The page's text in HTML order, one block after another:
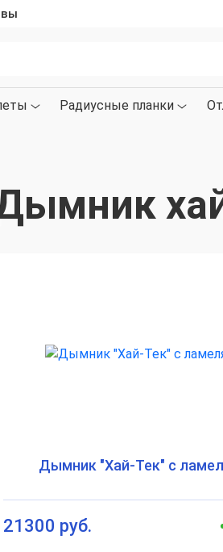
Радиусные планки
Дымник "Хай-Тек" с
21300 руб.